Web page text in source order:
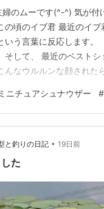
婦のムーです(^-^) 気が付
の頃のイブ君 最近のイブ
いう言葉に反応します。
そして、 最近のベストシ
んなウルルンな顔された
、 自宅でバリカンに挑
*)
ミニチュアシュナウザー #
と釣りの日記 • 19日前
た